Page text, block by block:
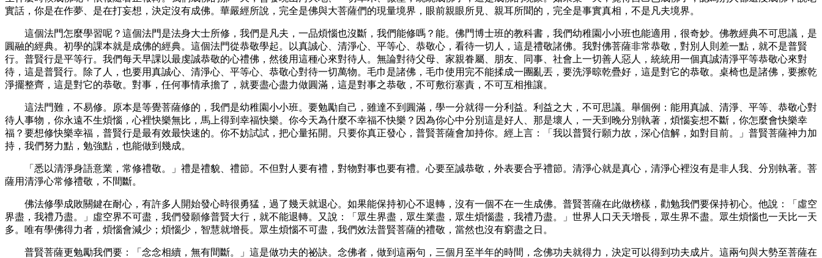
實話，你是在作夢、是在打妄想，決定沒有成佛。華嚴經所說，完全是佛與大菩薩們的現量境界，眼前親眼所見、親耳所聞的，完全是事實真相，不是凡夫境界。
這個法門怎麼學習呢？這個法門是法身大士所修，我們是凡夫，一品煩惱也沒斷，我們能修嗎？能。佛門博士班的教科書，我們幼稚園小小班也能適用，很奇妙。佛教經典不可思議，是
圓融的經典。初學的課本就是成佛的經典。這個法門從恭敬學起。以真誠心、清淨心、平等心、恭敬心，看待一切人，這是禮敬諸佛。我對佛菩薩非常恭敬，對別人則差一點，就不是普賢
行。普賢行是平等行。我們每天早課以最虔誠恭敬的心禮佛，然後用這種心來對待人。無論對待父母、家親眷屬、朋友、同事、社會上一切善人惡人，統統用一個真誠清淨平等恭敬心來對
待，這是普賢行。除了人，也要用真誠心、清淨心、平等心、恭敬心對待一切萬物。毛巾是諸佛，毛巾使用完不能揉成一團亂丟，要洗淨晾乾疊好，這是對它的恭敬。桌椅也是諸佛，要擦乾
淨擺整齊，這是對它的恭敬。對事，任何事情承擔了，就要盡心盡力做圓滿，這是對事之恭敬，不可敷衍塞責，不可互相推讓。
這法門難，不易修。原本是等覺菩薩修的，我們是幼稚園小小班。要勉勵自己，雖達不到圓滿，學一分就得一分利益。利益之大，不可思議。舉個例：能用真誠、清淨、平等、恭敬心對
待人事物，你永遠不生煩惱，心裡快樂無比，馬上得到幸福快樂。你今天為什麼不幸福不快樂？因為你心中分別這是好人、那是壞人，一天到晚分別執著，煩惱妄想不斷，你怎麼會快樂幸
福？要想修快樂幸福，普賢行是最有效最快速的。你不妨試試，把心量拓開。只要你真正發心，普賢菩薩會加持你。經上言：「我以普賢行願力故，深心信解，如對目前。」普賢菩薩神力加
持，我們努力點，勉強點，也能做到幾成。
「悉以清淨身語意業，常修禮敬。」禮是禮貌、禮節。不但對人要有禮，對物對事也要有禮。心要至誠恭敬，外表要合乎禮節。清淨心就是真心，清淨心裡沒有是非人我、分別執著。菩
薩用清淨心常修禮敬，不間斷。
佛法修學成敗關鍵在耐心，有許多人開始發心時很勇猛，過了幾天就退心。如果能保持初心不退轉，沒有一個不在一生成佛。普賢菩薩在此做榜樣，勸勉我們要保持初心。他說：「虛空
界盡，我禮乃盡。」虛空界不可盡，我們發願修普賢大行，就不能退轉。又說：「眾生界盡，眾生業盡，眾生煩惱盡，我禮乃盡。」世界人口天天增長，眾生界不盡。眾生煩惱也一天比一天
多。唯有學佛得力者，煩惱會減少；煩惱少，智慧就增長。眾生煩惱不可盡，我們效法普賢菩薩的禮敬，當然也沒有窮盡之日。
普賢菩薩更勉勵我們要：「念念相續，無有間斷。」這是做功夫的祕訣。念佛者，做到這兩句，三個月至半年的時間，念佛功夫就得力，決定可以得到功夫成片。這兩句與大勢至菩薩在